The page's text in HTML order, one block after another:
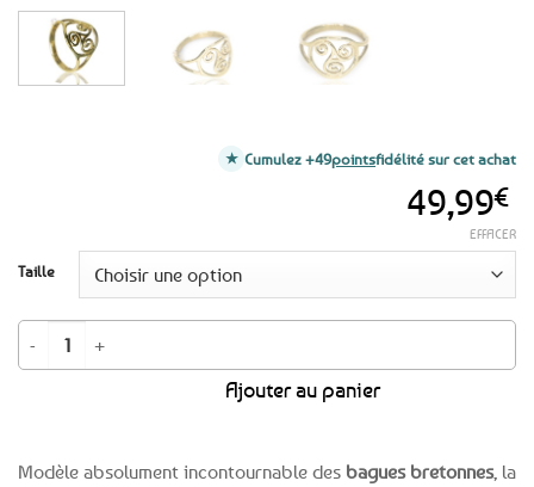
Modèle absolument incontournable des bagues bretonnes, la
49,99€
Taille
EFFACER
quantité de Bague Triskell ajourée - Plaqué or - Fabriquée en France
Ajouter au panier
Cumulez +49pointsfidélité sur cet achat